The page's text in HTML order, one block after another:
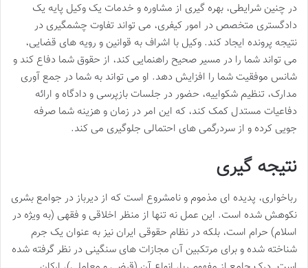
در چنین شرایطی، بهره گیری از مشاوره و خدمات یک وکیل پایه یک
دادگستری متخصص در امور کیفری، می تواند تفاوت چشمگیری در
نتیجه پرونده ایجاد کند. وکیل با اشراف به قوانین و رویه های قضایی،
می تواند شما را در مسیر صحیح راهنمایی کند، از حقوق شما دفاع کند و
شانس موفقیت شما را افزایش دهد. او می تواند به شما در جمع آوری
مدارک، تنظیم شکواییه، حضور در جلسات بازپرسی و دادگاه و ارائه
دفاعیات مستدل کمک کند، که این امر در زمان و هزینه شما صرفه
جویی کرده و از سردرگمی های احتمالی جلوگیری می کند.
نتیجه گیری
رباخواری، پدیده ای مذموم و نامشروع است که از دیرباز در جوامع بشری
نکوهش شده است. این عمل نه تنها از منظر اخلاقی و فقهی (به ویژه در
اسلام) حرام است، بلکه در نظام حقوقی ایران نیز به عنوان یک جرم
شناخته شده و برای مرتکبین آن مجازات های سنگینی در نظر گرفته شده